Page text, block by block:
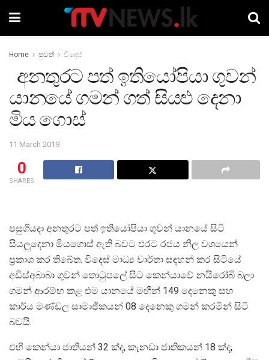
Home පුවත් විදෙස්
අනතුරට පත් ඉතියෝපියා ගුවන්
යානයේ ගමන් ගත් සියළු දෙනා
මිය ගොස්
11 March 2019
0
SHARES
පසුගියදා අනතුරට පත් ඉතියෝපියා ගුවන් යානයේ සිටි
සියලුදෙනා මියගොස් ඇති බවට එරට රජය නිල වශයෙන්
ප‍්‍රකාශ කර තිබේත. විදෙස් මාධ්‍ය වාර්තා සඳහන් කර සිටියේ
අඩිස්අබාබා ගුවන් තොටුපලේ සිට කෙන්යාවේ නයිරෝබි බලා
ගමන් ආරම්භ කළ එම යානයේ මඟීන් 149 දෙනෙකු සහ
කාර්ය මණ්ඩල සාමාජිකයන් 08 දෙනෙකු ගමන් කරමින් සිටි
බවයි.
එහි කෙන්යා ජාතියන් 32 ක්ද, කැනඩා ජාතිකයන් 18 ක්ද,